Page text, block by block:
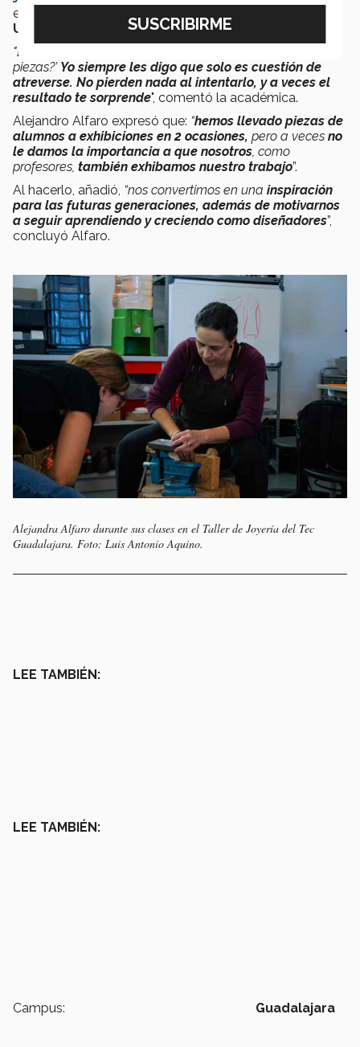
en la
Unidos
"Los estudiantes a veces piensan: ‘¿para qué enviar mis
piezas?’ Yo siempre les digo que solo es cuestión de
atreverse. No pierden nada al intentarlo, y a veces el
resultado te sorprende", comentó la académica.
Alejandro Alfaro expresó que: “hemos llevado piezas de
alumnos a exhibiciones en 2 ocasiones, pero a veces no
le damos la importancia a que nosotros, como
profesores, también exhibamos nuestro trabajo”.
Al hacerlo, añadió, “nos convertimos en una inspiración
para las futuras generaciones, además de motivarnos
a seguir aprendiendo y creciendo como diseñadores”,
concluyó Alfaro.
Alejandra Alfaro durante sus clases en el Taller de Joyería del Tec
Guadalajara. Foto: Luis Antonio Aquino.
LEE TAMBIÉN:
LEE TAMBIÉN:
Campus: Guadalajara